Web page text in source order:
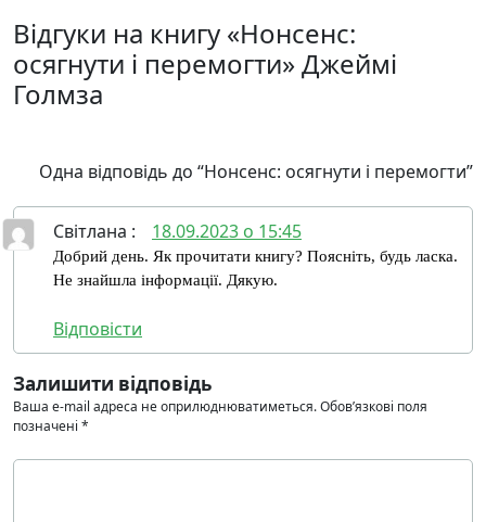
Відгуки на книгу «Нонсенс:
осягнути і перемогти» Джеймі
Голмза
Одна відповідь до “Нонсенс: осягнути і перемогти”
Світлана : 18.09.2023 о 15:45
Добрий день. Як прочитати книгу? Поясніть, будь ласка.
Не знайшла інформації. Дякую.
Відповіcти
Залишити відповідь
Ваша e-mail адреса не оприлюднюватиметься.Обов’язкові поля
позначені *